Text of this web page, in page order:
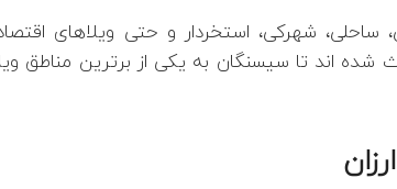
ساحلی، شهرکی، استخردار و حتی ویلاهای
اند تا سیسنگان به یکی از برترین مناطق